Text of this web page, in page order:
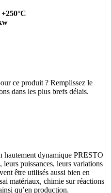
ce produit ? Remplissez le
dans les plus brefs délais.
hautement dynamique PRESTO
puissances, leurs variations
être utilisés aussi bien en
matériaux, chimie sur réactions
qu’en production.